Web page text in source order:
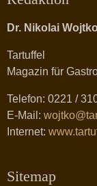
Dr. Nikolai
Tartuffel
Magazin für
Telefon: 0221 /
E-Mail:
Internet:
Sitemap